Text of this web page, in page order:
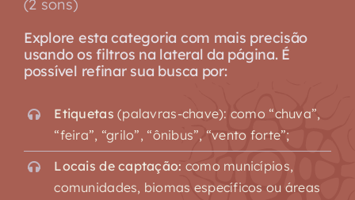
(2 sons)
Explore esta categoria com mais precisão
usando os filtros na lateral da página. É
possível refinar sua busca por:
Etiquetas (palavras-chave): como “chuva”,
“feira”, “grilo”, “ônibus”, “vento forte”;
Locais de captação: como municípios,
comunidades, biomas específicos ou áreas